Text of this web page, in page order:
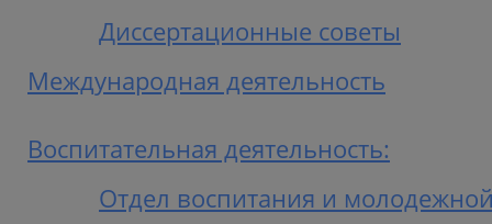
Диссертационные советы
Международная деятельность
Воспитательная деятельность:
Отдел воспитания и